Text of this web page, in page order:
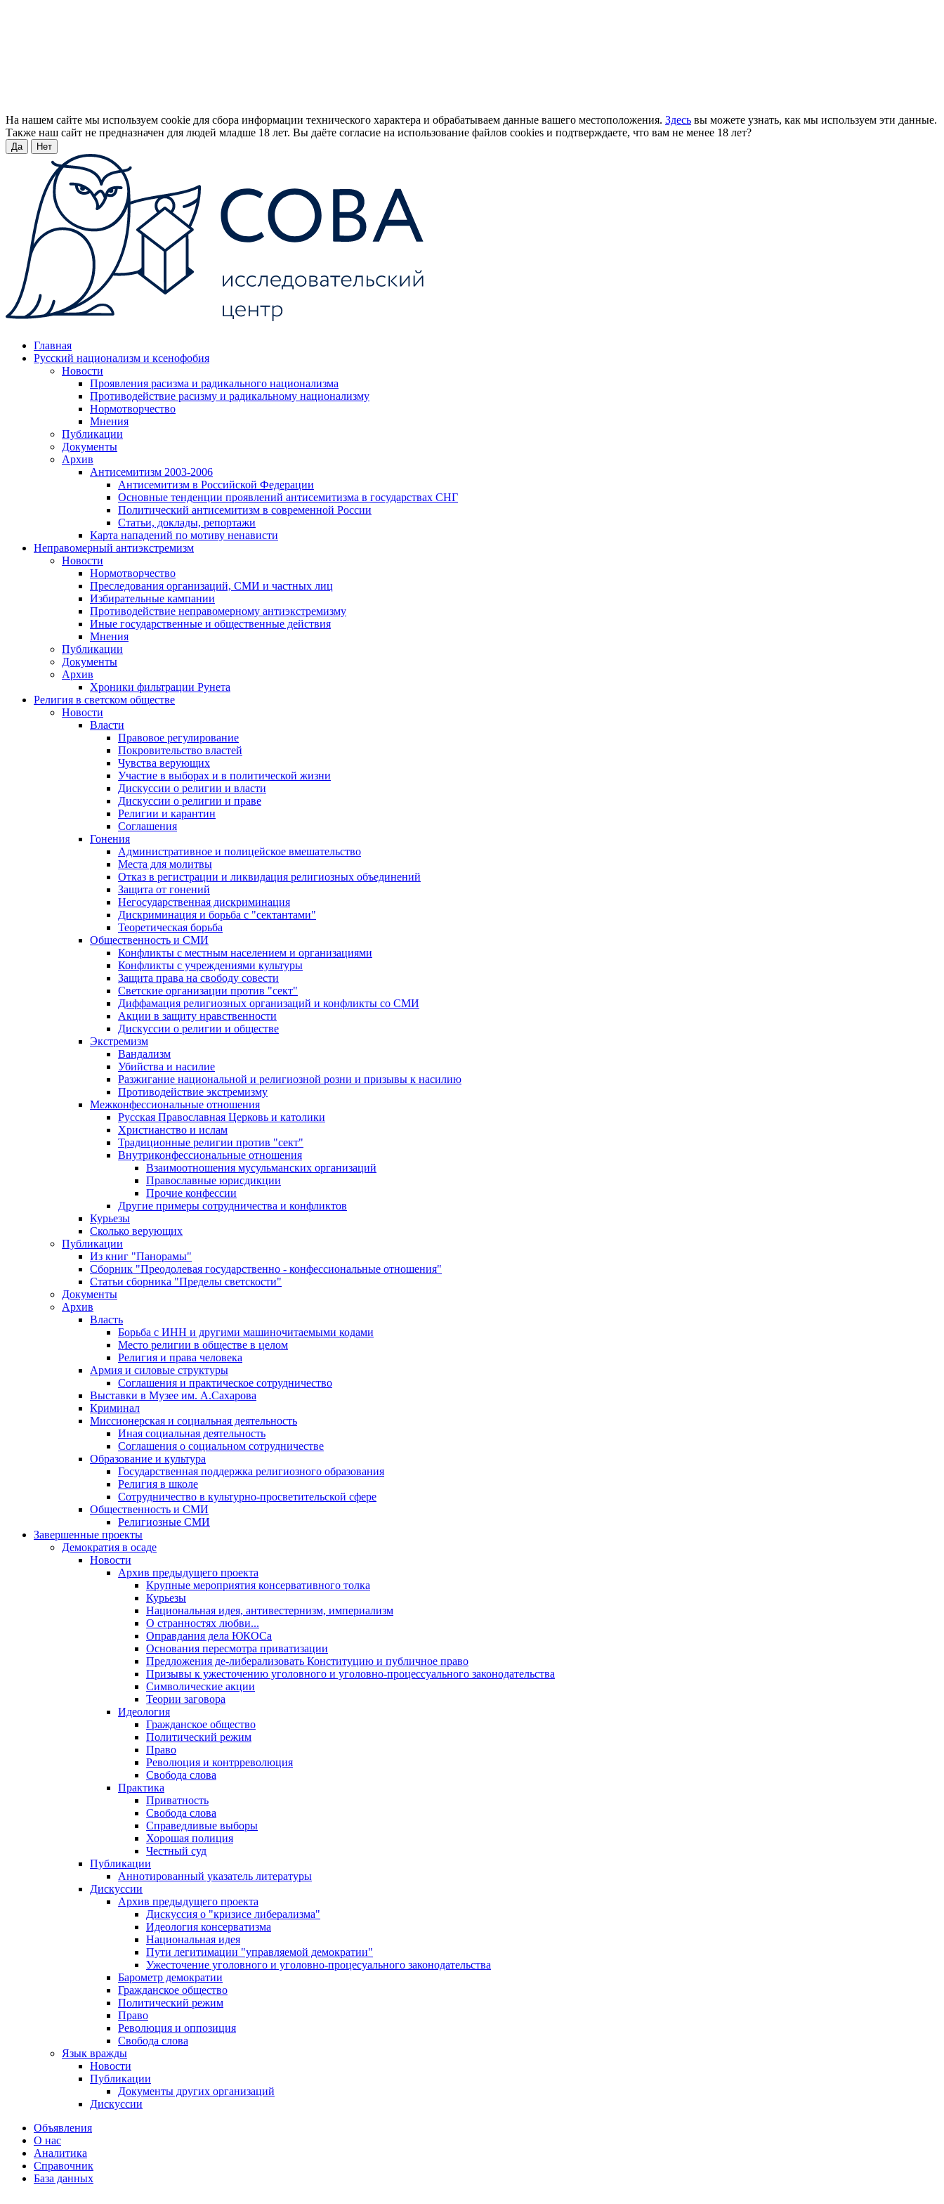
На нашем сайте мы используем cookie для сбора информации технического характера и обрабатываем данные вашего местоположения. Здесь вы можете узнать, как мы используем эти данные.
Также наш сайт не предназначен для людей младше 18 лет. Вы даёте согласие на использование файлов cookies и подтверждаете, что вам не менее 18 лет?
Да Нет
Главная
Русский национализм и ксенофобия
Новости
Проявления расизма и радикального национализма
Противодействие расизму и радикальному национализму
Нормотворчество
Мнения
Публикации
Документы
Архив
Антисемитизм 2003-2006
Антисемитизм в Российской Федерации
Основные тенденции проявлений антисемитизма в государствах СНГ
Политический антисемитизм в современной России
Статьи, доклады, репортажи
Карта нападений по мотиву ненависти
Неправомерный антиэкстремизм
Новости
Нормотворчество
Преследования организаций, СМИ и частных лиц
Избирательные кампании
Противодействие неправомерному антиэкстремизму
Иные государственные и общественные действия
Мнения
Публикации
Документы
Архив
Хроники фильтрации Рунета
Религия в светском обществе
Новости
Власти
Правовое регулирование
Покровительство властей
Чувства верующих
Участие в выборах и в политической жизни
Дискуссии о религии и власти
Дискуссии о религии и праве
Религии и карантин
Соглашения
Гонения
Административное и полицейское вмешательство
Места для молитвы
Отказ в регистрации и ликвидация религиозных объединений
Защита от гонений
Негосударственная дискриминация
Дискриминация и борьба с "сектантами"
Теоретическая борьба
Общественность и СМИ
Конфликты с местным населением и организациями
Конфликты с учреждениями культуры
Защита права на свободу совести
Светские организации против "сект"
Диффамация религиозных организаций и конфликты со СМИ
Акции в защиту нравственности
Дискуссии о религии и обществе
Экстремизм
Вандализм
Убийства и насилие
Разжигание национальной и религиозной розни и призывы к насилию
Противодействие экстремизму
Межконфессиональные отношения
Русская Православная Церковь и католики
Христианство и ислам
Традиционные религии против "сект"
Внутриконфессиональные отношения
Взаимоотношения мусульманских организаций
Православные юрисдикции
Прочие конфессии
Другие примеры сотрудничества и конфликтов
Курьезы
Сколько верующих
Публикации
Из книг "Панорамы"
Сборник "Преодолевая государственно - конфессиональные отношения"
Статьи сборника "Пределы светскости"
Документы
Архив
Власть
Борьба с ИНН и другими машиночитаемыми кодами
Место религии в обществе в целом
Религия и права человека
Армия и силовые структуры
Соглашения и практическое сотрудничество
Выставки в Музее им. А.Сахарова
Криминал
Миссионерская и социальная деятельность
Иная социальная деятельность
Соглашения о социальном сотрудничестве
Образование и культура
Государственная поддержка религиозного образования
Религия в школе
Сотрудничество в культурно-просветительской сфере
Общественность и СМИ
Религиозные СМИ
Завершенные проекты
Демократия в осаде
Новости
Архив предыдущего проекта
Крупные мероприятия консервативного толка
Курьезы
Национальная идея, антивестернизм, империализм
О странностях любви...
Оправдания дела ЮКОСа
Основания пересмотра приватизации
Предложения де-либерализовать Конституцию и публичное право
Призывы к ужесточению уголовного и уголовно-процессуального законодательства
Символические акции
Теории заговора
Идеология
Гражданское общество
Политический режим
Право
Революция и контрреволюция
Свобода слова
Практика
Приватность
Свобода слова
Справедливые выборы
Хорошая полиция
Честный суд
Публикации
Аннотированный указатель литературы
Дискуссии
Архив предыдущего проекта
Дискуссия о "кризисе либерализма"
Идеология консерватизма
Национальная идея
Пути легитимации "управляемой демократии"
Ужесточение уголовного и уголовно-процесуального законодательства
Барометр демократии
Гражданское общество
Политический режим
Право
Революция и оппозиция
Свобода слова
Язык вражды
Новости
Публикации
Документы других организаций
Дискуссии
Объявления
О нас
Аналитика
Справочник
База данных